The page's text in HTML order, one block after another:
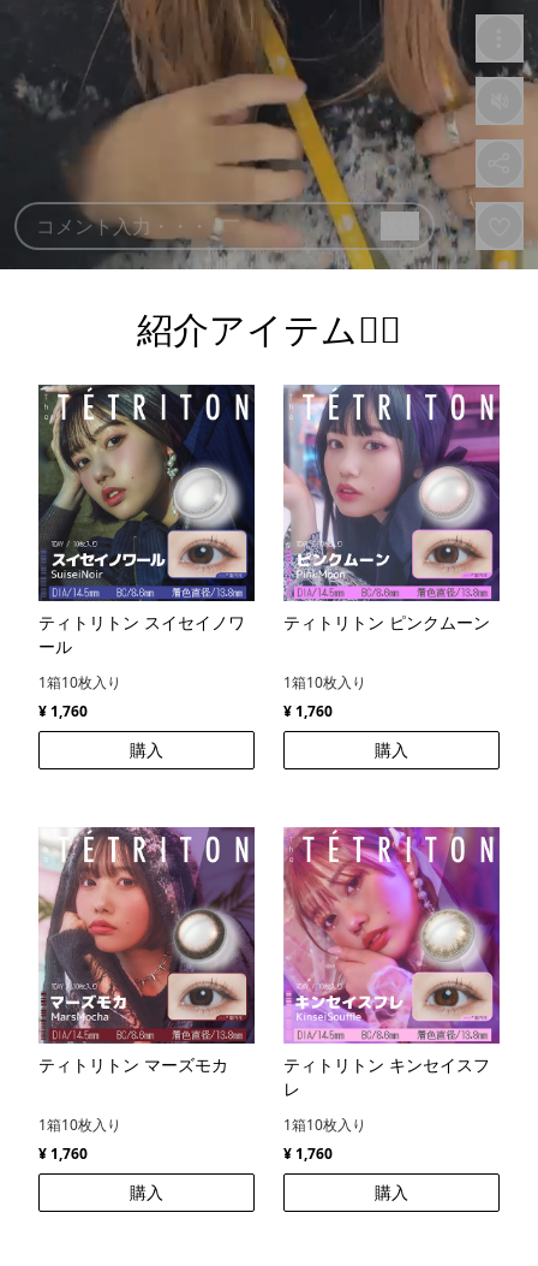
紹介アイテム💁‍♀️
ティトリトン スイセイノワ
ール
1箱10枚入り
¥ 1,760
購入
ティトリトン ピンクムーン
1箱10枚入り
¥ 1,760
購入
ティトリトン マーズモカ
1箱10枚入り
¥ 1,760
購入
ティトリトン キンセイスフ
レ
1箱10枚入り
¥ 1,760
購入